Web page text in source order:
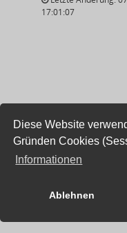
Diese Website
Gründen Cookies
Informationen
Ablehnen
17:01:07